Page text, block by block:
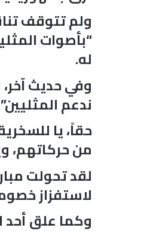
له.
وفي حديث آخر،
ندعم
حقاً، يا
من حركاتهم،
لقد تحولت
لاستفزاز
وكما علق أحد